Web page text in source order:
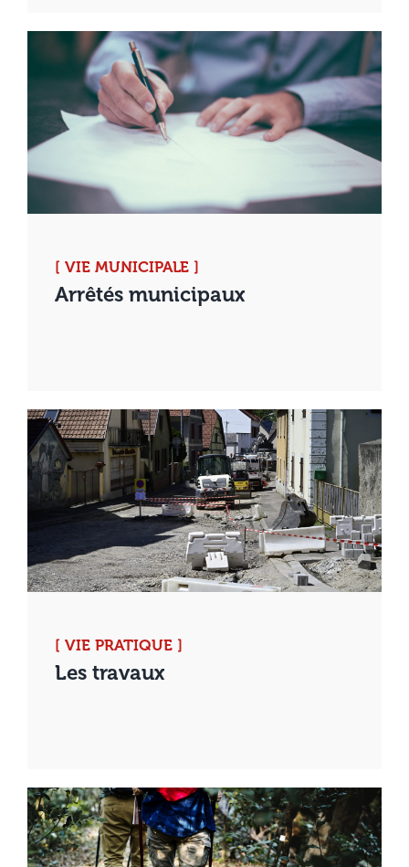
[ VIE MUNICIPALE ]
Arrêtés municipaux
[ VIE PRATIQUE ]
Les travaux